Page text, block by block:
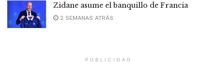
Zidane asume el banquillo de Francia
2 SEMANAS ATRÁS
PUBLICIDAD